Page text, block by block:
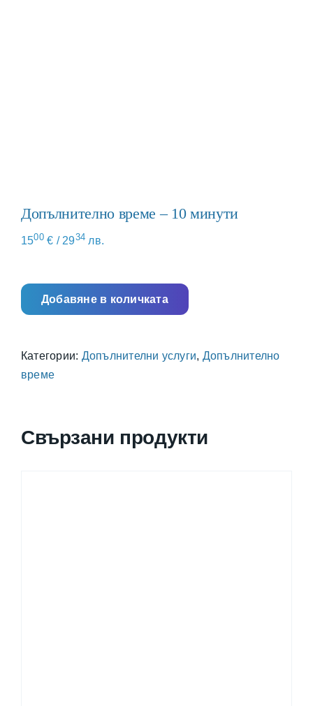
Допълнително време – 10 минути
1500 € / 2934 лв.
Добавяне в количката
Категории: Допълнителни услуги, Допълнително
време
Свързани продукти